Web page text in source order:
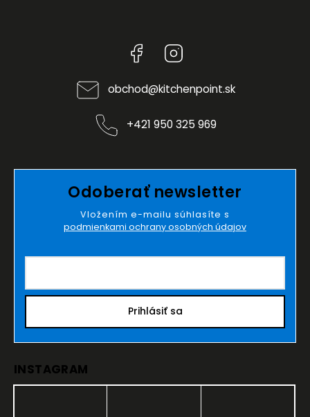
Facebook
obchod@kitchenpoint.sk
+421 950 325 969
Odoberať newsletter
Vložením e-mailu súhlasíte s
podmienkami ochrany osobných údajov
Prihlásiť sa
INSTAGRAM